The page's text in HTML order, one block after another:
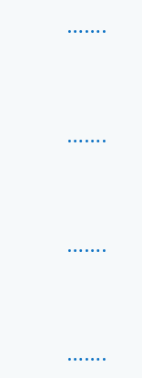
…….
…….
…….
…….